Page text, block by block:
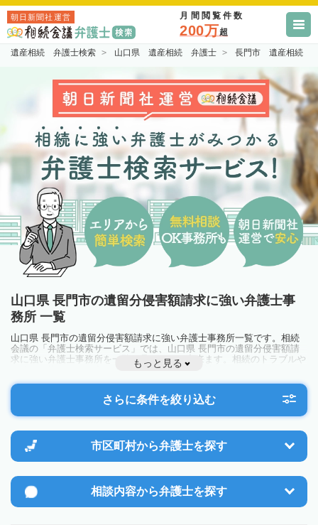
朝日新聞社運営 月間閲覧件数
200万超
遺産相続 弁護士検索 山口県 遺産相続 弁護士 長門市 遺産相続
山口県 長門市の遺留分侵害額請求に強い弁護士事
務所 一覧
山口県 長門市の遺留分侵害額請求に強い弁護士事務所一覧です。相続
会議の「弁護士検索サービス」では、山口県 長門市の遺留分侵害額請
求に強い弁護士事務所を一覧で見ることが出来ます。相続のトラブルや
お悩みを抱えている方は一度近隣の弁護士に相談してみましょう。
もっと見る
さらに条件を絞り込む
市区町村から弁護士を探す
相談内容から弁護士を探す